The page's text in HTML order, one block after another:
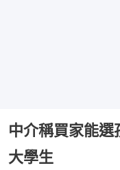
中介稱買家能
大學生